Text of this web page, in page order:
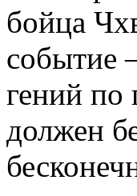
бойца
событие
гений по
должен